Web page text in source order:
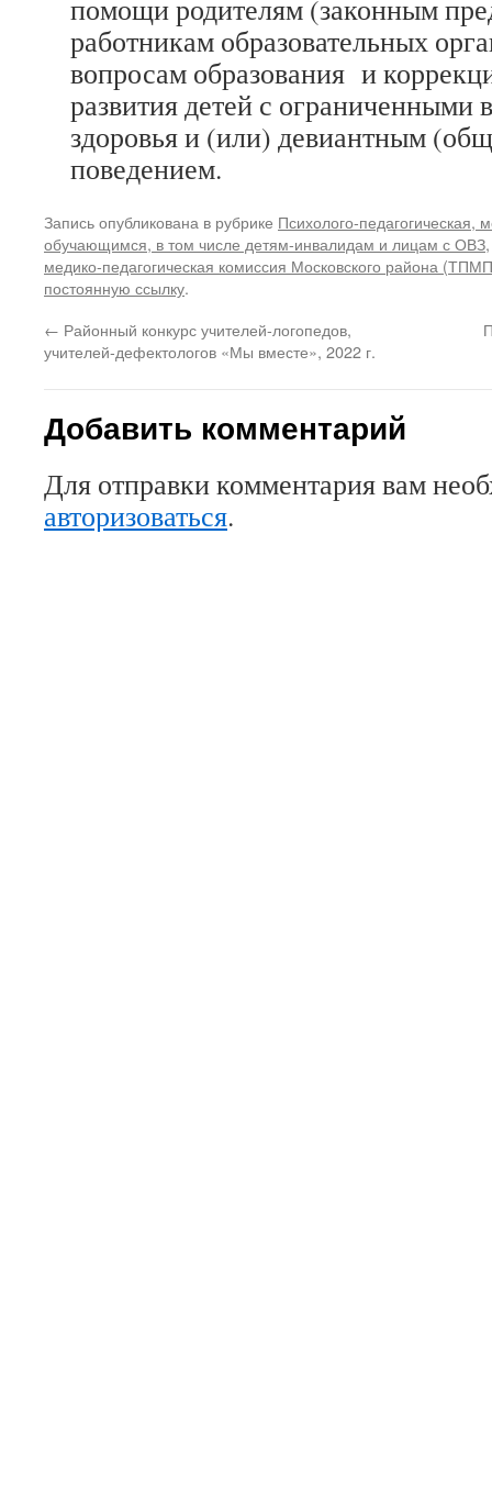
помощи родителям (законным
работникам образовательных
вопросам образования и
развития детей с ограниченными
здоровья и (или) девиантным
поведением.
Запись опубликована в рубрике Психолого-
обучающимся, в том числе детям-инвалидам и лицам с ОВЗ
медико-педагогическая комиссия Московского района
постоянную ссылку.
← Районный конкурс учителей-логопедов,
учителей-дефектологов «Мы вместе», 2022 г.
Добавить комментарий
Для отправки комментария вам
авторизоваться.